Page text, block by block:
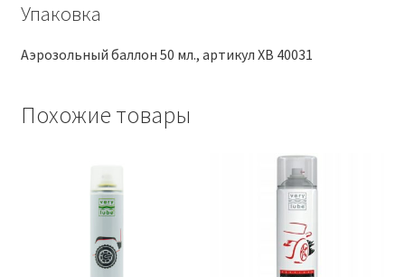
Упаковка
Аэрозольный баллон 50 мл., артикул XB 40031
Похожие товары